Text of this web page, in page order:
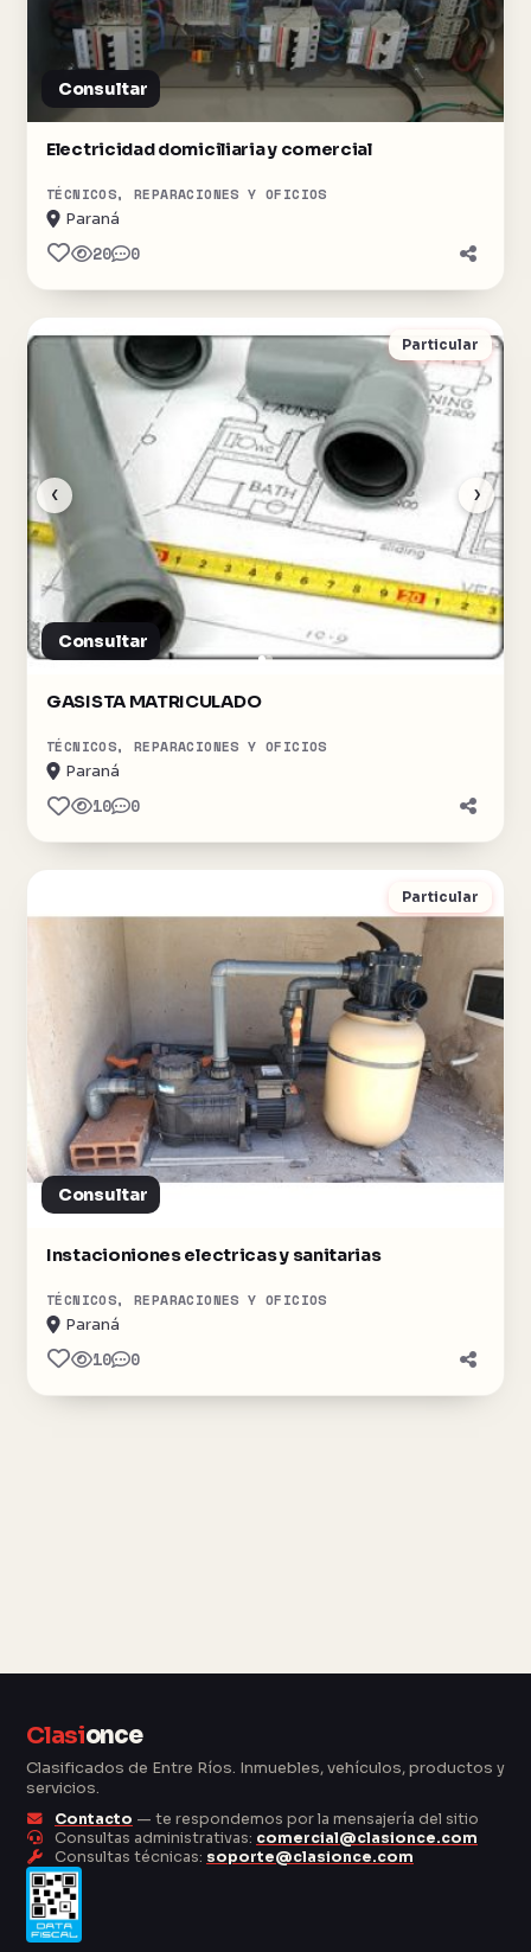
Consultar
Electricidad domiciliaria y comercial
TÉCNICOS, REPARACIONES Y OFICIOS
Paraná
20 0
‹ ›
Particular
Consultar
GASISTA MATRICULADO
TÉCNICOS, REPARACIONES Y OFICIOS
Paraná
10 0
Particular
Consultar
Instacioniones electricas y sanitarias
TÉCNICOS, REPARACIONES Y OFICIOS
Paraná
10 0
Clasionce
Clasificados de Entre Ríos. Inmuebles, vehículos, productos y
servicios.
Contacto — te respondemos por la mensajería del sitio
Consultas administrativas: comercial@clasionce.com
Consultas técnicas: soporte@clasionce.com